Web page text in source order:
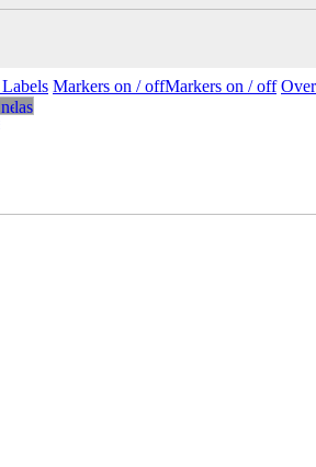
Labels Markers on /offMarkers on / off